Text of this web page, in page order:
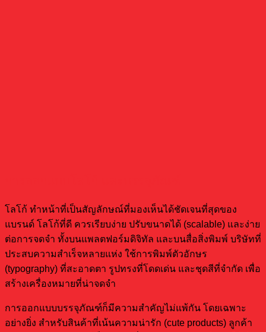
โลโก้ ทำหน้าที่เป็นสัญลักษณ์ที่มองเห็นได้ชัดเจนที่สุดของ
แบรนด์ โลโก้ที่ดี ควรเรียบง่าย ปรับขนาดได้ (scalable) และง่าย
ต่อการจดจำ ทั้งบนแพลตฟอร์มดิจิทัล และบนสื่อสิ่งพิมพ์ บริษัทที่
ประสบความสำเร็จหลายแห่ง ใช้การพิมพ์ตัวอักษร
(typography) ที่สะอาดตา รูปทรงที่โดดเด่น และชุดสีที่จำกัด เพื่อ
สร้างเครื่องหมายที่น่าจดจำ
การออกแบบบรรจุภัณฑ์ก็มีความสำคัญไม่แพ้กัน โดยเฉพาะ
อย่างยิ่ง สำหรับสินค้าที่เน้นความน่ารัก (cute products) ลูกค้า